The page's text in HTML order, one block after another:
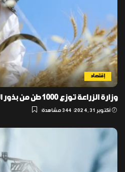
إقتصاد
وزارة الزراعة توزع 1000 طن من بذور الحنطة لمزارعي البصرة.
أكتوبر 31, 2024 344 مشاهدة